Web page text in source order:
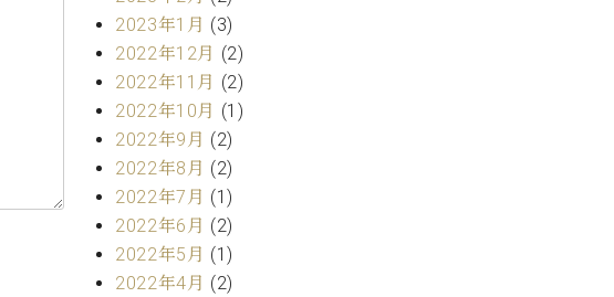
2023年1月 (3)
2022年12月 (2)
2022年11月 (2)
2022年10月 (1)
2022年9月 (2)
2022年8月 (2)
2022年7月 (1)
2022年6月 (2)
2022年5月 (1)
2022年4月 (2)